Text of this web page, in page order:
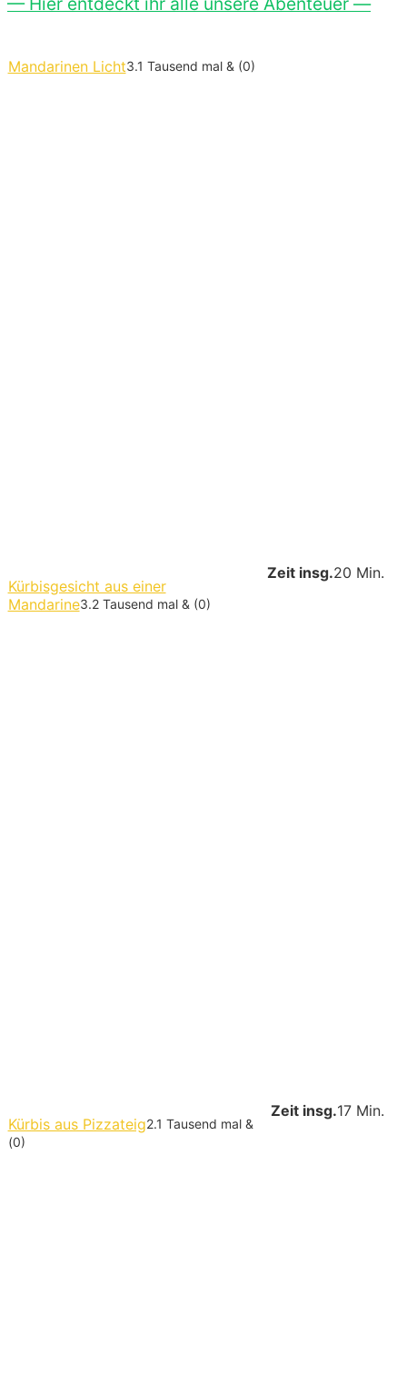
Mandarinen Licht3.1 Tausend mal & (0)
Zeit insg.20 Min.
Kürbisgesicht aus einer
Mandarine3.2 Tausend mal & (0)
Zeit insg.17 Min.
Kürbis aus Pizzateig2.1 Tausend mal &
(0)